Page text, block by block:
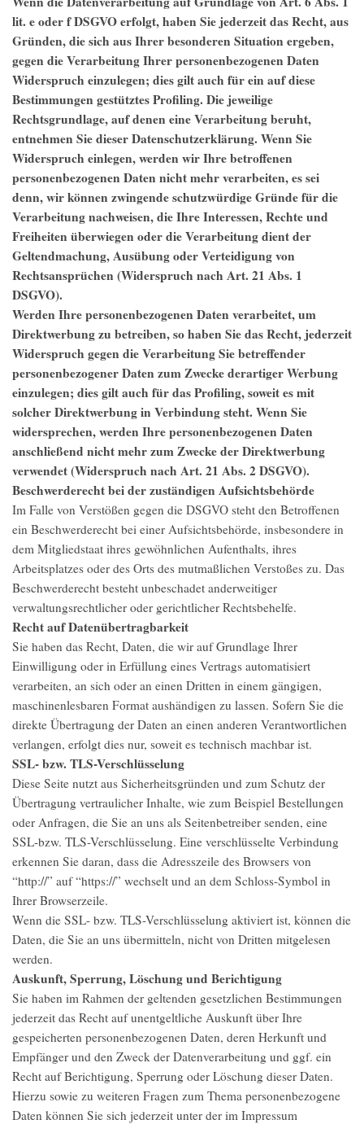
lit. e oder f DSGVO erfolgt, haben Sie jederzeit das Recht, aus
Gründen, die sich aus Ihrer besonderen Situation ergeben,
gegen die Verarbeitung Ihrer personenbezogenen Daten
Widerspruch einzulegen; dies gilt auch für ein auf diese
Bestimmungen gestütztes Profiling. Die jeweilige
Rechtsgrundlage, auf denen eine Verarbeitung beruht,
entnehmen Sie dieser Datenschutzerklärung. Wenn Sie
Widerspruch einlegen, werden wir Ihre betroffenen
personenbezogenen Daten nicht mehr verarbeiten, es sei
denn, wir können zwingende schutzwürdige Gründe für die
Verarbeitung nachweisen, die Ihre Interessen, Rechte und
Freiheiten überwiegen oder die Verarbeitung dient der
Geltendmachung, Ausübung oder Verteidigung von
Rechtsansprüchen (Widerspruch nach Art. 21 Abs. 1
DSGVO).
Werden Ihre personenbezogenen Daten verarbeitet, um
Direktwerbung zu betreiben, so haben Sie das Recht, jederzeit
Widerspruch gegen die Verarbeitung Sie betreffender
personenbezogener Daten zum Zwecke derartiger Werbung
einzulegen; dies gilt auch für das Profiling, soweit es mit
solcher Direktwerbung in Verbindung steht. Wenn Sie
widersprechen, werden Ihre personenbezogenen Daten
anschließend nicht mehr zum Zwecke der Direktwerbung
verwendet (Widerspruch nach Art. 21 Abs. 2 DSGVO).
Beschwerderecht bei der zuständigen Aufsichtsbehörde
Im Falle von Verstößen gegen die DSGVO steht den Betroffenen
ein Beschwerderecht bei einer Aufsichtsbehörde, insbesondere in
dem Mitgliedstaat ihres gewöhnlichen Aufenthalts, ihres
Arbeitsplatzes oder des Orts des mutmaßlichen Verstoßes zu. Das
Beschwerderecht besteht unbeschadet anderweitiger
verwaltungsrechtlicher oder gerichtlicher Rechtsbehelfe.
Recht auf Datenübertragbarkeit
Sie haben das Recht, Daten, die wir auf Grundlage Ihrer
Einwilligung oder in Erfüllung eines Vertrags automatisiert
verarbeiten, an sich oder an einen Dritten in einem gängigen,
maschinenlesbaren Format aushändigen zu lassen. Sofern Sie die
direkte Übertragung der Daten an einen anderen Verantwortlichen
verlangen, erfolgt dies nur, soweit es technisch machbar ist.
SSL- bzw. TLS-Verschlüsselung
Diese Seite nutzt aus Sicherheitsgründen und zum Schutz der
Übertragung vertraulicher Inhalte, wie zum Beispiel Bestellungen
oder Anfragen, die Sie an uns als Seitenbetreiber senden, eine
SSL-bzw. TLS-Verschlüsselung. Eine verschlüsselte Verbindung
erkennen Sie daran, dass die Adresszeile des Browsers von
“http://” auf “https://” wechselt und an dem Schloss-Symbol in
Ihrer Browserzeile.
Wenn die SSL- bzw. TLS-Verschlüsselung aktiviert ist, können die
Daten, die Sie an uns übermitteln, nicht von Dritten mitgelesen
werden.
Auskunft, Sperrung, Löschung und Berichtigung
Sie haben im Rahmen der geltenden gesetzlichen Bestimmungen
jederzeit das Recht auf unentgeltliche Auskunft über Ihre
gespeicherten personenbezogenen Daten, deren Herkunft und
Empfänger und den Zweck der Datenverarbeitung und ggf. ein
Recht auf Berichtigung, Sperrung oder Löschung dieser Daten.
Hierzu sowie zu weiteren Fragen zum Thema personenbezogene
Daten können Sie sich jederzeit unter der im Impressum